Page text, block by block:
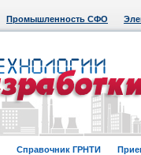
Промышленность СФО
Справочник ГРНТИ